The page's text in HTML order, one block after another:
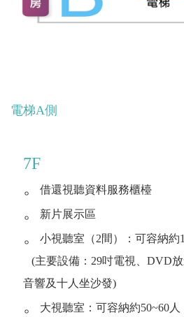
電梯A側
7F
。
借還視聽資料服務櫃檯
。 新片展示區
。
小視聽室（2間）：可容納約
(主要設備：29吋電視、DVD
音響及十人坐沙發)
。
大視聽室：可容納約50~60人